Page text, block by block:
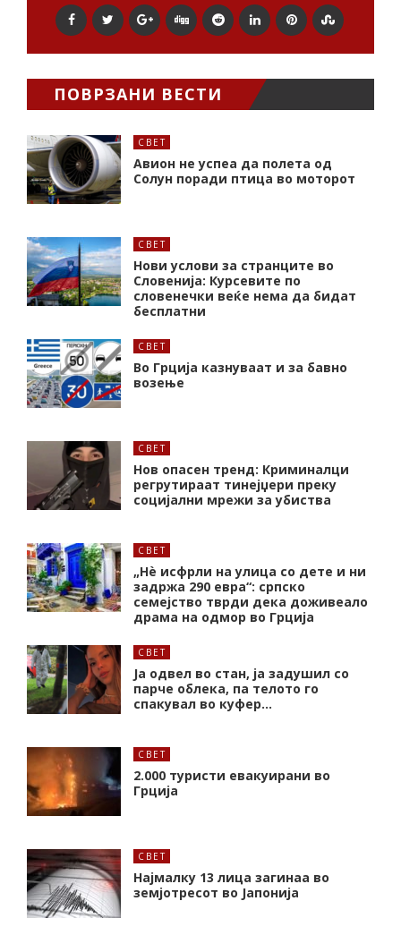
ПОВРЗАНИ ВЕСТИ
СВЕТ
Авион не успеа да полета од
Солун поради птица во моторот
СВЕТ
Нови услови за странците во
Словенија: Курсевите по
словенечки веќе нема да бидат
бесплатни
СВЕТ
Во Грција казнуваат и за бавно
возење
СВЕТ
Нов опасен тренд: Криминалци
регрутираат тинејџери преку
социјални мрежи за убиства
СВЕТ
„Нѐ исфрли на улица со дете и ни
задржа 290 евра“: српско
семејство тврди дека доживеало
драма на одмор во Грција
СВЕТ
Ја одвел во стан, ја задушил со
парче облека, па телото го
спакувал во куфер…
СВЕТ
2.000 туристи евакуирани во
Грција
СВЕТ
Најмалку 13 лица загинаа во
земјотресот во Јапонија